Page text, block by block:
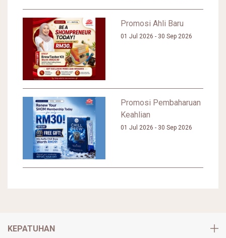
Promosi Ahli Baru
01 Jul 2026 - 30 Sep 2026
Promosi Pembaharuan
Keahlian
01 Jul 2026 - 30 Sep 2026
KEPATUHAN